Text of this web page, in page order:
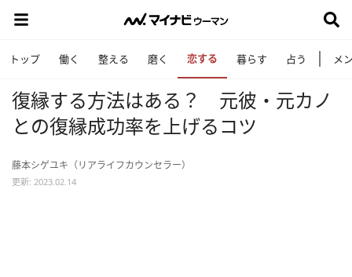
トップ 働く 整える 磨く 恋する 暮らす 占う メ
復縁する方法はある？ 元彼・元カノ
との復縁成功率を上げるコツ
藤本シゲユキ（リアライフカウンセラー）
更新: 2023.02.14